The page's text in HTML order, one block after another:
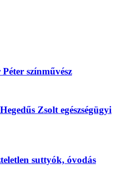
színművész
Zsolt egészségügyi
suttyók, óvodás